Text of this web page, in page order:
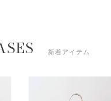
新着アイテム